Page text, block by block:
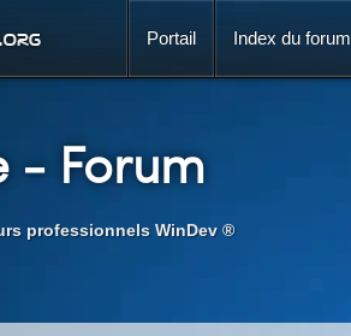
Portail Index du forum
- Forum
professionnels WinDev ®